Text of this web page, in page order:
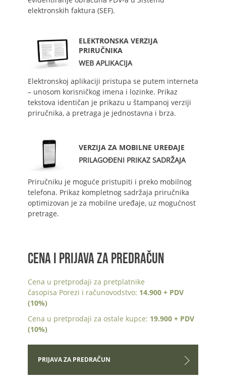
elektronskih faktura (SEF).
ELEKTRONSKA VERZIJA
PRIRUČNIKA
WEB APLIKACIJA
Elektronskoj aplikaciji pristupa se putem interneta
– unosom korisničkog imena i lozinke. Prikaz
tekstova identičan je prikazu u štampanoj verziji
priručnika, a pretraga je jednostavna i brza.
VERZIJA ZA MOBILNE UREĐAJE
PRILAGOĐENI PRIKAZ SADRŽAJA
Priručniku je moguće pristupiti i preko mobilnog
telefona. Prikaz kompletnog sadržaja priručnika
optimizovan je za mobilne uređaje, uz mogućnost
pretrage.
CENA I PRIJAVA ZA PREDRAČUN
Cena u pretprodaji za pretplatnike
časopisa Porezi i računovodstvo: 14.900 + PDV
(10%)
Cena u pretprodaji za ostale kupce: 19.900 + PDV
(10%)
PRIJAVA ZA PREDRAČUN